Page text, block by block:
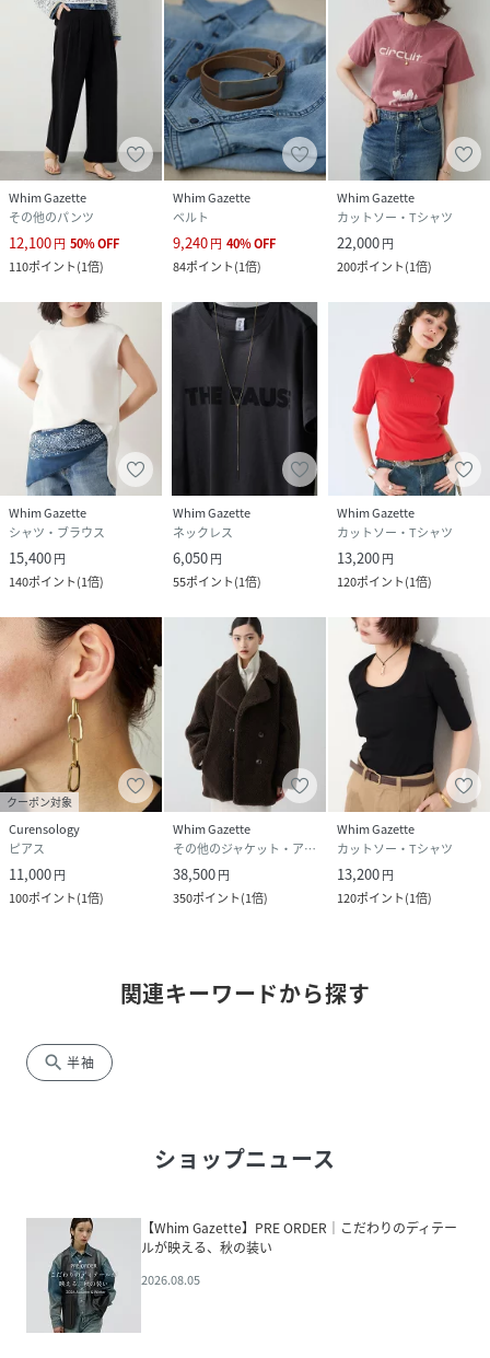
Whim Gazette
その他のパンツ
12,100円 50%OFF
110ポイント(1倍)
Whim Gazette
ベルト
9,240円 40%OFF
84ポイント(1倍)
Whim Gazette
カットソー・Tシャツ
22,000円
200ポイント(1倍)
Whim Gazette
シャツ・ブラウス
15,400円
140ポイント(1倍)
Whim Gazette
ネックレス
6,050円
55ポイント(1倍)
Whim Gazette
カットソー・Tシャツ
13,200円
120ポイント(1倍)
クーポン対象
Curensology
ピアス
11,000円
100ポイント(1倍)
Whim Gazette
その他のジャケット・アウター
38,500円
350ポイント(1倍)
Whim Gazette
カットソー・Tシャツ
13,200円
120ポイント(1倍)
関連キーワードから探す
search 半袖
ショップニュース
【Whim Gazette】PRE ORDER｜こだわりのディテー
ルが映える、秋の装い
2026.08.05